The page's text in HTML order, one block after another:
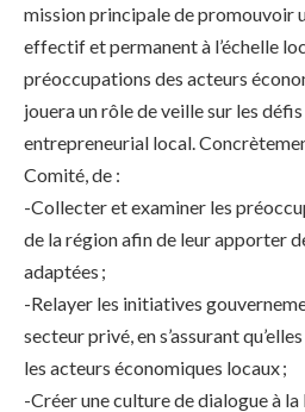
mission principale de promouvoir
effectif et permanent à l’échelle
préoccupations des acteurs
jouera un rôle de veille sur les
entrepreneurial local.
Comité, de :
-Collecter et examiner les
de la région afin de leur apporter
adaptées ;
-Relayer les initiatives
secteur privé, en s’assurant
les acteurs économiques locaux ;
-Créer une culture de dialogue à